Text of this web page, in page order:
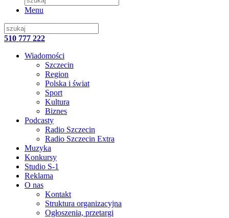
Menu
510 777 222
Wiadomości
Szczecin
Region
Polska i świat
Sport
Kultura
Biznes
Podcasty
Radio Szczecin
Radio Szczecin Extra
Muzyka
Konkursy
Studio S-1
Reklama
O nas
Kontakt
Struktura organizacyjna
Ogłoszenia, przetargi